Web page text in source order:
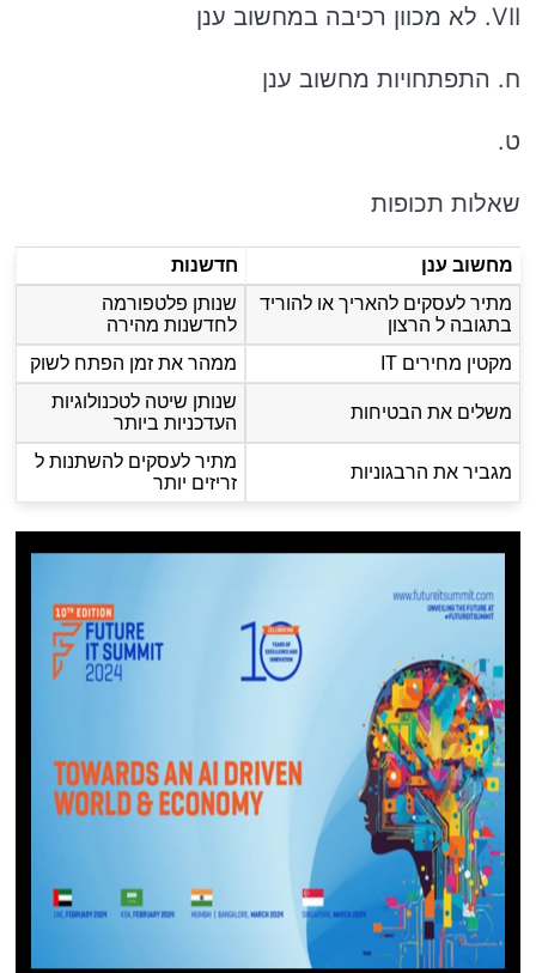
VII. לא מכוון רכיבה במחשוב ענן
ח. התפתחויות מחשוב ענן
ט.
שאלות תכופות
מחשוב ענן
חדשנות
מתיר לעסקים להאריך או להוריד
בתגובה ל הרצון
שנותן פלטפורמה
לחדשנות מהירה
מקטין מחירים IT
ממהר את זמן הפתח לשוק
משלים את הבטיחות
שנותן שיטה לטכנולוגיות
העדכניות ביותר
מגביר את הרבגוניות
מתיר לעסקים להשתנות ל
זריזים יותר